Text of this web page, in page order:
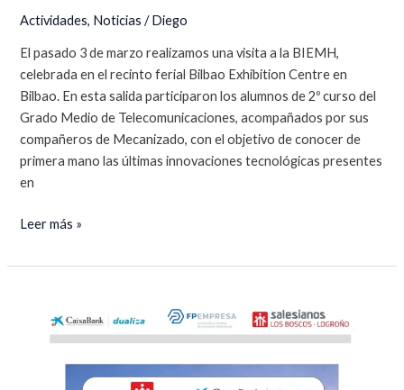
Actividades, Noticias /Diego
El pasado 3 de marzo realizamos una visita a la BIEMH,
celebrada en el recinto ferial Bilbao Exhibition Centre en
Bilbao. En esta salida participaron los alumnos de 2º curso del
Grado Medio de Telecomunicaciones, acompañados por sus
compañeros de Mecanizado, con el objetivo de conocer de
primera mano las últimas innovaciones tecnológicas presentes
en
Visitamos
BIEMH
Leer más »